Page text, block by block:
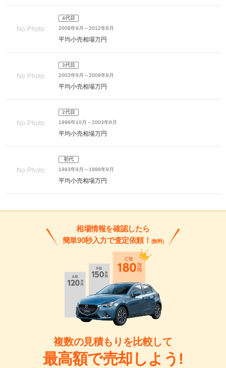
4代目
2008年9月～2012年8月
平均小売相場万円
3代目
2003年9月～2008年8月
平均小売相場万円
2代目
1998年10月～2003年8月
平均小売相場万円
初代
1993年9月～1998年9月
平均小売相場万円
相場情報を確認したら
簡単90秒入力で査定依頼！ (無料)
複数の見積もりを比較して
最高額で売却しよう!